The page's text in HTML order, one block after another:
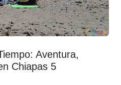
Aventura,
Chiapas 5